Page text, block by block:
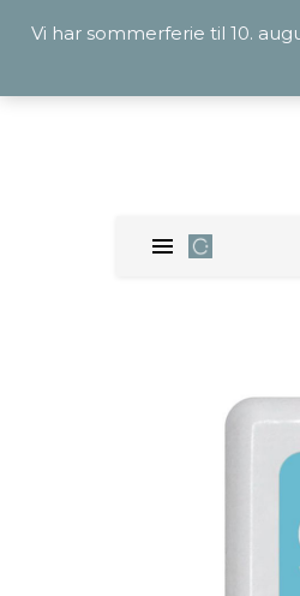
Vi har sommerferie til 10.